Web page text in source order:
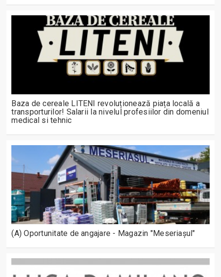
Baza de cereale LITENI revoluționează piața locală a
transporturilor! Salarii la nivelul profesiilor din domeniul
medical si tehnic
(A) Oportunitate de angajare - Magazin "Meseriașul"